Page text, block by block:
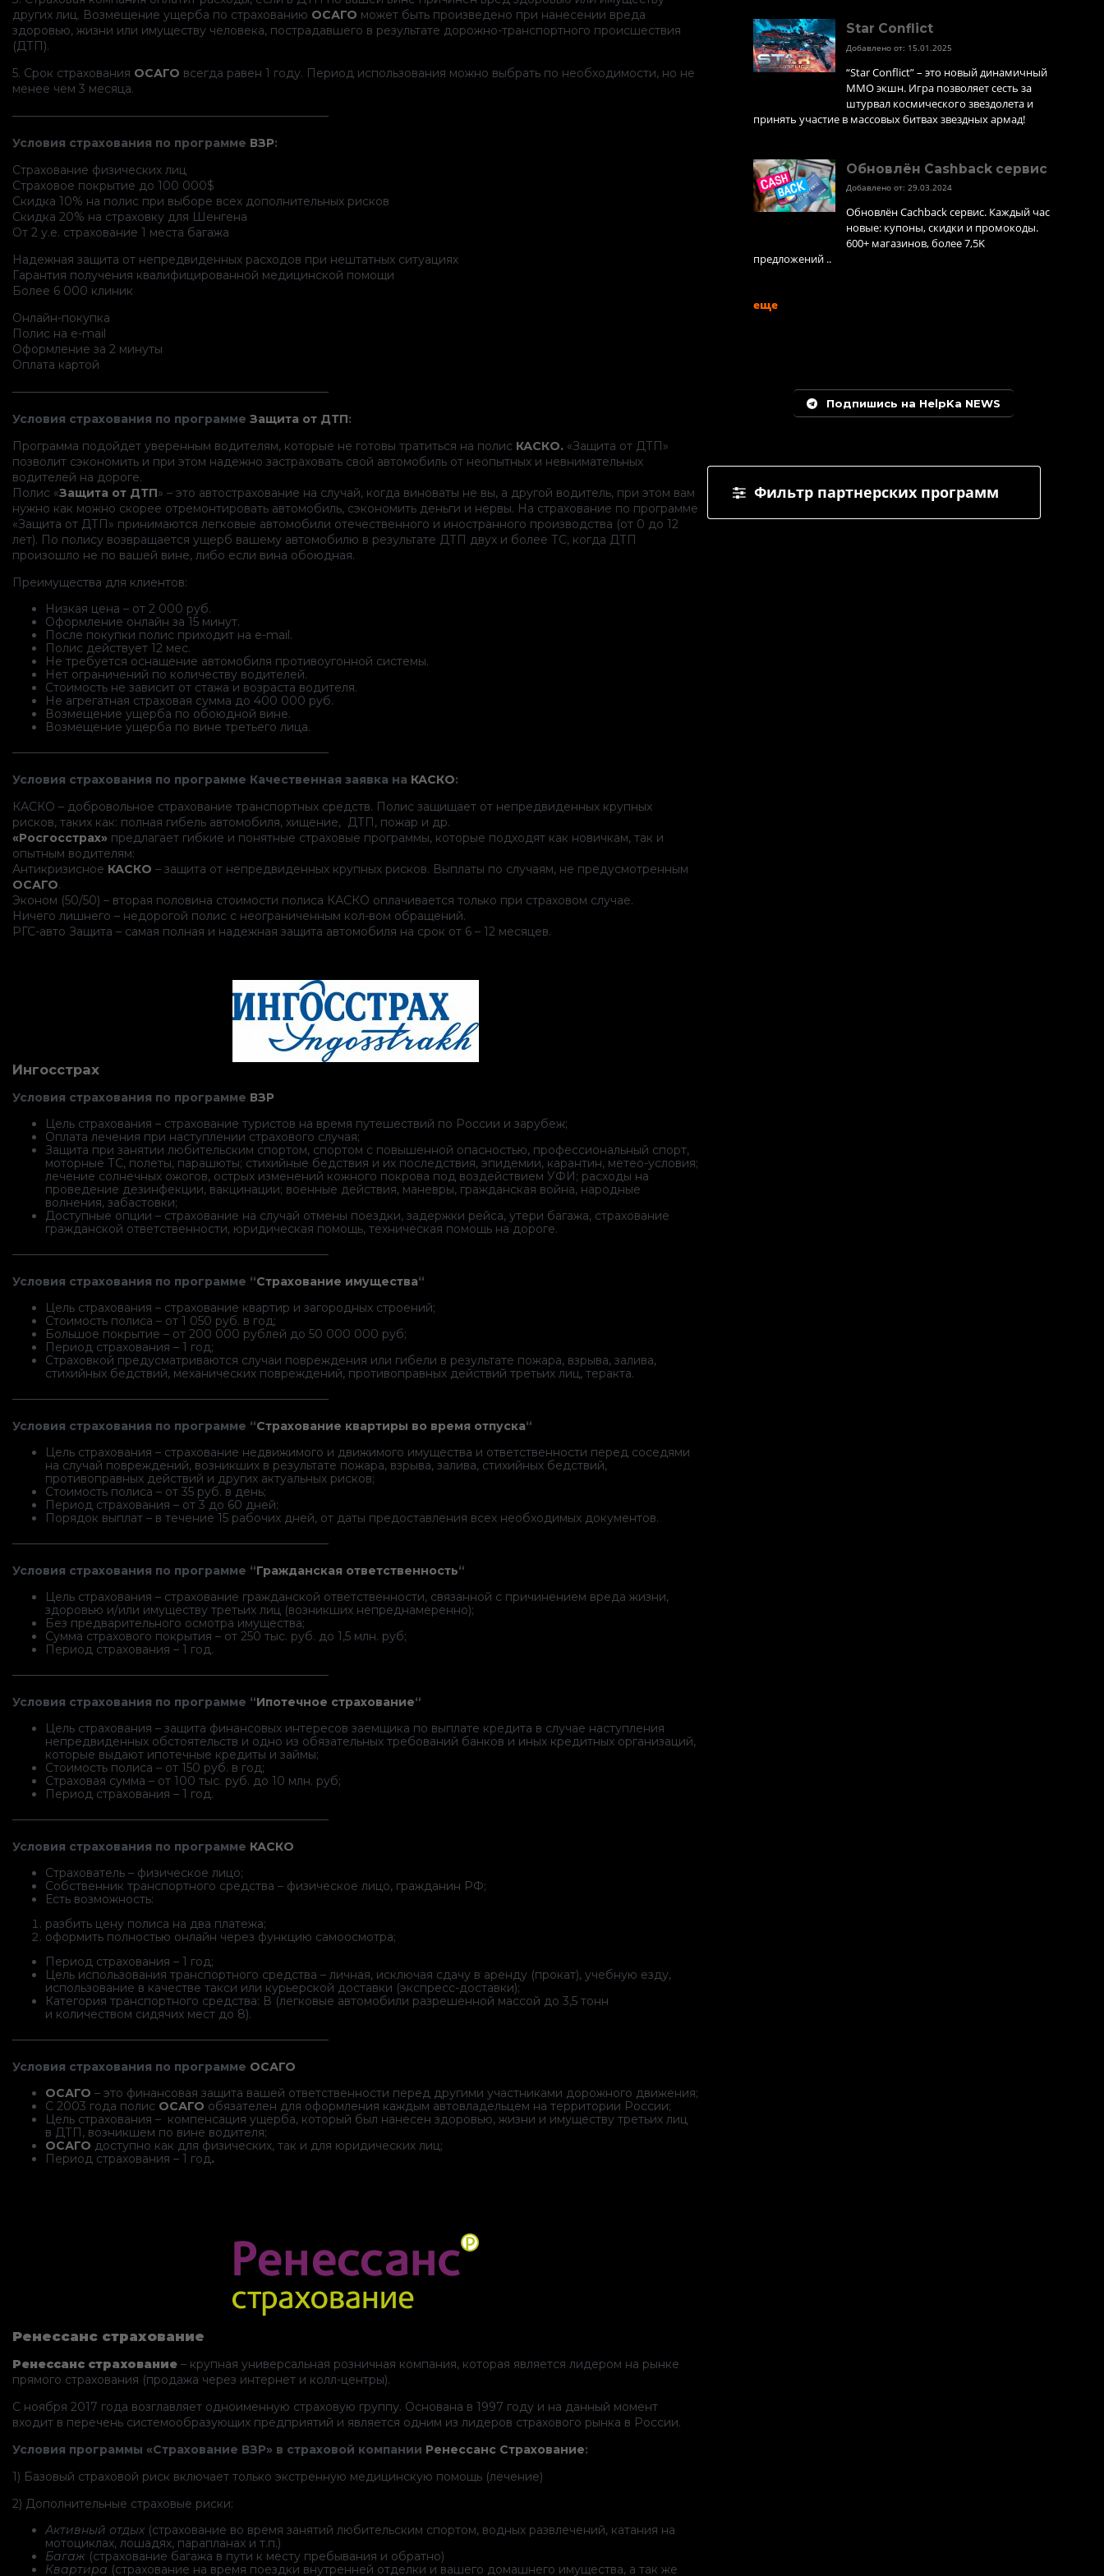
других лиц. Возмещение ущерба по страхованию ОСАГО может быть произведено при нанесении вреда
здоровью, жизни или имуществу человека, пострадавшего в результате дорожно-транспортного происшествия
(ДТП).
5. Срок страхования ОСАГО всегда равен 1 году. Период использования можно выбрать по необходимости, но не
менее чем 3 месяца.
———————————————————————————–
Условия страхования по программе ВЗР:
Страхование физических лиц
Страховое покрытие до 100 000$
Скидка 10% на полис при выборе всех дополнительных рисков
Скидка 20% на страховку для Шенгена
От 2 у.е. страхование 1 места багажа
Надежная защита от непредвиденных расходов при нештатных ситуациях
Гарантия получения квалифицированной медицинской помощи
Более 6 000 клиник
Онлайн-покупка
Полис на e-mail
Оформление за 2 минуты
Оплата картой
———————————————————————————–
Условия страхования по программе Защита от ДТП:
Программа подойдет уверенным водителям, которые не готовы тратиться на полис КАСКО. «Защита от ДТП»
позволит сэкономить и при этом надежно застраховать свой автомобиль от неопытных и невнимательных
водителей на дороге.
Полис «Защита от ДТП» – это автострахование на случай, когда виноваты не вы, а другой водитель, при этом вам
нужно как можно скорее отремонтировать автомобиль, сэкономить деньги и нервы. На страхование по программе
«Защита от ДТП» принимаются легковые автомобили отечественного и иностранного производства (от 0 до 12
лет). По полису возвращается ущерб вашему автомобилю в результате ДТП двух и более ТС, когда ДТП
произошло не по вашей вине, либо если вина обоюдная.
Преимущества для клиентов:
Низкая цена – от 2 000 руб.
Оформление онлайн за 15 минут.
После покупки полис приходит на e-mail.
Полис действует 12 мес.
Не требуется оснащение автомобиля противоугонной системы.
Нет ограничений по количеству водителей.
Стоимость не зависит от стажа и возраста водителя.
Не агрегатная страховая сумма до 400 000 руб.
Возмещение ущерба по обоюдной вине.
Возмещение ущерба по вине третьего лица.
———————————————————————————–
Условия страхования по программе Качественная заявка на КАСКО:
КАСКО – добровольное страхование транспортных средств. Полис защищает от непредвиденных крупных
рисков, таких как: полная гибель автомобиля, хищение, ДТП, пожар и др.
«Росгосстрах» предлагает гибкие и понятные страховые программы, которые подходят как новичкам, так и
опытным водителям:
Антикризисное КАСКО – защита от непредвиденных крупных рисков. Выплаты по случаям, не предусмотренным
ОСАГО.
Эконом (50/50) – вторая половина стоимости полиса КАСКО оплачивается только при страховом случае.
Ничего лишнего – недорогой полис с неограниченным кол-вом обращений.
РГС-авто Защита – самая полная и надежная защита автомобиля на срок от 6 – 12 месяцев.
Ингосстрах
Условия страхования по программе ВЗР
Цель страхования – страхование туристов на время путешествий по России и зарубеж;
Оплата лечения при наступлении страхового случая;
Защита при занятии любительским спортом, спортом с повышенной опасностью, профессиональный спорт,
моторные ТС, полеты, парашюты; стихийные бедствия и их последствия, эпидемии, карантин, метео-условия;
лечение солнечных ожогов, острых изменений кожного покрова под воздействием УФИ; расходы на
проведение дезинфекции, вакцинации; военные действия, маневры, гражданская война, народные
волнения, забастовки;
Доступные опции – страхование на случай отмены поездки, задержки рейса, утери багажа, страхование
гражданской ответственности, юридическая помощь, техническая помощь на дороге.
———————————————————————————–
Условия страхования по программе “Страхование имущества“
Цель страхования – страхование квартир и загородных строений;
Стоимость полиса – от 1 050 руб. в год;
Большое покрытие – от 200 000 рублей до 50 000 000 руб;
Период страхования – 1 год;
Страховкой предусматриваются случаи повреждения или гибели в результате пожара, взрыва, залива,
стихийных бедствий, механических повреждений, противоправных действий третьих лиц, теракта.
———————————————————————————–
Условия страхования по программе “Страхование квартиры во время отпуска“
Цель страхования – страхование недвижимого и движимого имущества и ответственности перед соседями
на случай повреждений, возникших в результате пожара, взрыва, залива, стихийных бедствий,
противоправных действий и других актуальных рисков;
Стоимость полиса – от 35 руб. в день;
Период страхования – от 3 до 60 дней;
Порядок выплат – в течение 15 рабочих дней, от даты предоставления всех необходимых документов.
———————————————————————————–
Условия страхования по программе “Гражданская ответственность“
Цель страхования – страхование гражданской ответственности, связанной с причинением вреда жизни,
здоровью и/или имуществу третьих лиц (возникших непреднамеренно);
Без предварительного осмотра имущества;
Сумма страхового покрытия – от 250 тыс. руб. до 1,5 млн. руб;
Период страхования – 1 год.
———————————————————————————–
Условия страхования по программе “Ипотечное страхование“
Цель страхования – защита финансовых интересов заемщика по выплате кредита в случае наступления
непредвиденных обстоятельств и одно из обязательных требований банков и иных кредитных организаций,
которые выдают ипотечные кредиты и займы;
Стоимость полиса – от 150 руб. в год;
Страховая сумма – от 100 тыс. руб. до 10 млн. руб;
Период страхования – 1 год.
———————————————————————————–
Условия страхования по программе КАСКО
Страхователь – физическое лицо;
Собственник транспортного средства – физическое лицо, гражданин РФ;
Есть возможность:
разбить цену полиса на два платежа;
оформить полностью онлайн через функцию самоосмотра;
Период страхования – 1 год;
Цель использования транспортного средства – личная, исключая сдачу в аренду (прокат), учебную езду,
использование в качестве такси или курьерской доставки (экспресс-доставки);
Категория транспортного средства: В (легковые автомобили разрешенной массой до 3,5 тонн
и количеством сидячих мест до 8).
———————————————————————————–
Условия страхования по программе ОСАГО
ОСАГО – это финансовая защита вашей ответственности перед другими участниками дорожного движения;
С 2003 года полис ОСАГО обязателен для оформления каждым автовладельцем на территории России;
Цель страхования – компенсация ущерба, который был нанесен здоровью, жизни и имуществу третьих лиц
в ДТП, возникшем по вине водителя;
ОСАГО доступно как для физических, так и для юридических лиц;
Период страхования – 1 год.
Ренессанс страхование
Ренессанс страхование – крупная универсальная розничная компания, которая является лидером на рынке
прямого страхования (продажа через интернет и колл-центры).
С ноября 2017 года возглавляет одноименную страховую группу. Основана в 1997 году и на данный момент
входит в перечень системообразующих предприятий и является одним из лидеров страхового рынка в России.
Условия программы «Страхование ВЗР» в страховой компании Ренессанс Страхование:
1) Базовый страховой риск включает только экстренную медицинскую помощь (лечение)
2) Дополнительные страховые риски:
Активный отдых (страхование во время занятий любительским спортом, водных развлечений, катания на
мотоциклах, лошадях, парапланах и т.п.)
Багаж (страхование багажа в пути к месту пребывания и обратно)
Квартира (страхование на время поездки внутренней отделки и вашего домашнего имущества, а так же
Star Conflict
Добавлено от: 15.01.2025
“Star Conflict” – это новый динамичный
MMO экшн. Игра позволяет сесть за
штурвал космического звездолета и
принять участие в массовых битвах звездных армад!
Обновлён Cashback сервис
Добавлено от: 29.03.2024
Обновлён Cachback сервис. Каждый час
новые: купоны, скидки и промокоды.
600+ магазинов, более 7,5K
предложений ..
еще
Подпишись на HelpKa NEWS
Фильтр партнерских программ